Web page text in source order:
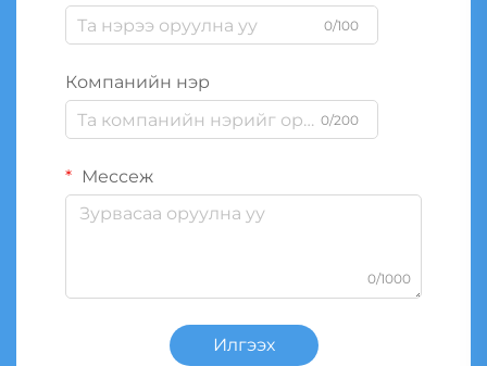
0/100
Компанийн нэр
0/200
Мессеж
0/1000
Илгээх